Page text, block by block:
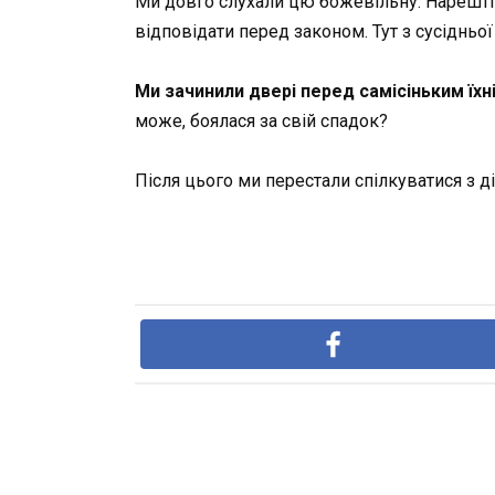
відповідати перед законом. Тут з
Ми зачинили двері перед самісіньким
може, боялася за свій спадок?
Після цього ми перестали спілкуватися з